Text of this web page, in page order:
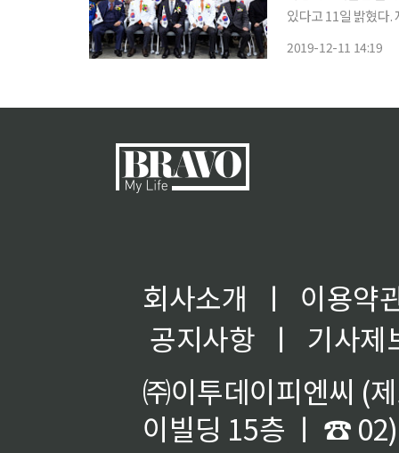
있다고 11일 밝혔다.
2019-12-11 14:19
회사소개 ㅣ
이용약
공지사항
ㅣ
기사제
㈜이투데이피엔씨 (
이빌딩 15층 ㅣ ☎